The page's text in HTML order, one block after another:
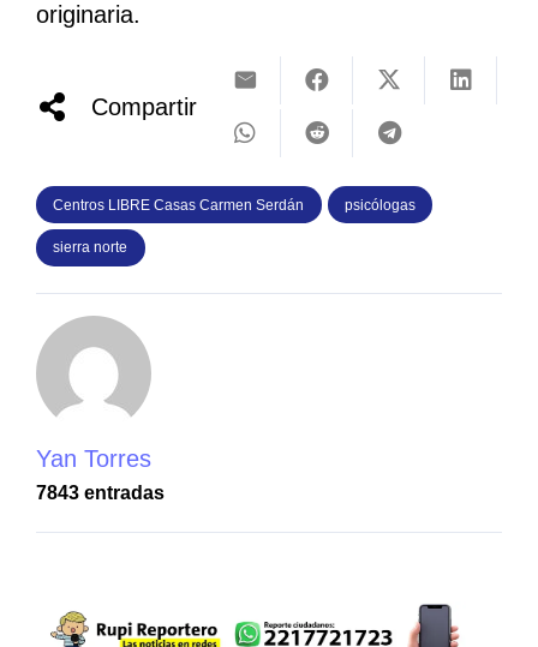
originaria.
Compartir
Centros LIBRE Casas Carmen Serdán psicólogas
sierra norte
Yan Torres
7843 entradas